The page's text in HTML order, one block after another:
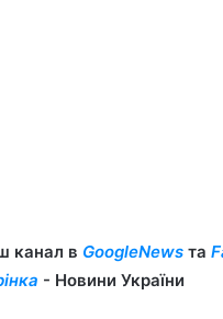
канал в GoogleNews та
- Новини України